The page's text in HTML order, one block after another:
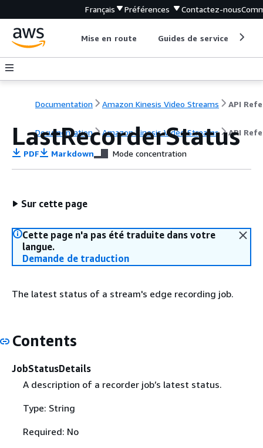
Français Préférences Contactez-nous
Mise en route Guides de service
Documentation Amazon Kinesis Video Streams
Documentation Amazon Kinesis Video Streams API
LastRecorderStatus
PDF Markdown Mode concentration
Sur cette page
Cette page n'a pas été traduite dans votre
langue.
Demande de traduction
The latest status of a stream's edge recording job.
Contents
JobStatusDetails
A description of a recorder job’s latest status.
Type: String
Required: No